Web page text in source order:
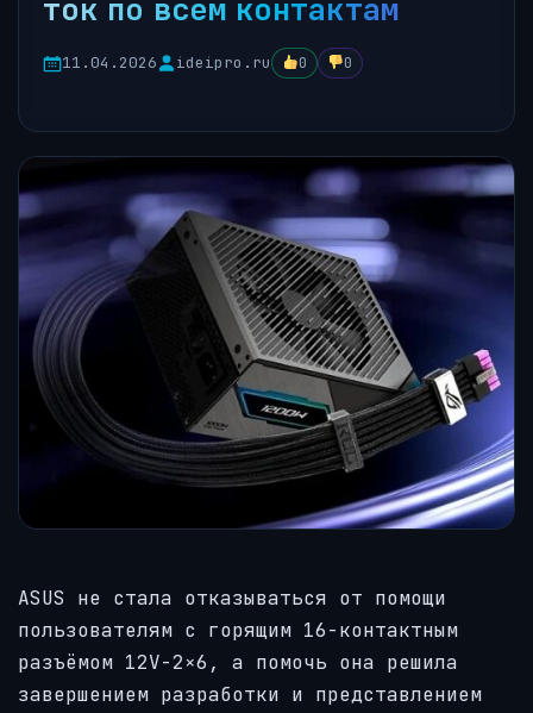
ток по всем контактам
11.04.2026 ideipro.ru 0 0
ASUS не стала отказываться от помощи
пользователям с горящим 16-контактным
разъёмом 12V-2×6, а помочь она решила
завершением разработки и представлением